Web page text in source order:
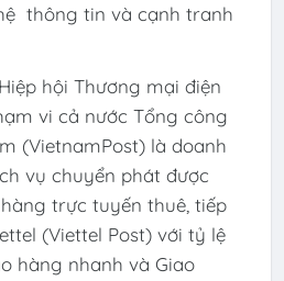
thông tin và cạnh tranh
hội Thương mại điện
vi cả nước Tổng công
(VietnamPost) là doanh
vụ chuyển phát được
trực tuyến thuê, tiếp
(Viettel Post) với tỷ lệ
hàng nhanh và Giao